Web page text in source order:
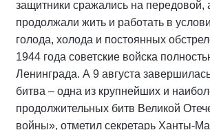
защитники сражались на передовой,
продолжали жить и работать в
голода, холода и постоянных
1944 года советские войска
Ленинграда. А 9 августа
битва – одна из крупнейших и
продолжительных битв Великой
войны», отметил секретарь Ханты-